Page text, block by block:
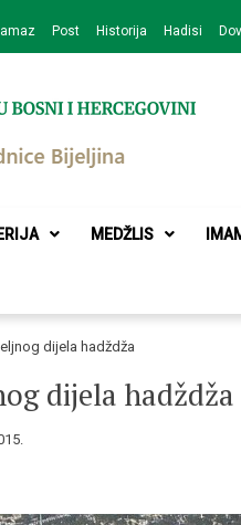
Post Historija Hadisi
MEDŽLIS
dijela hadždža
dijela hadždža